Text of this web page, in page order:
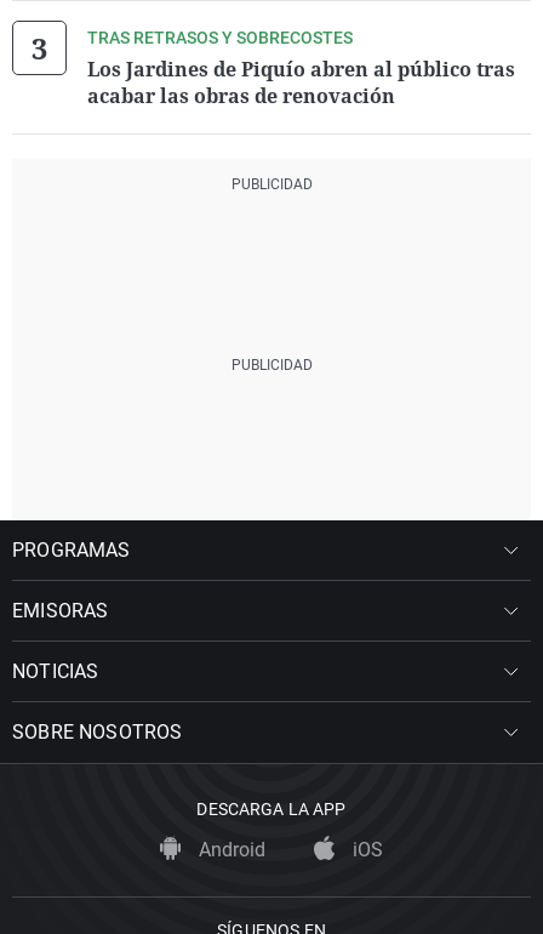
TRAS RETRASOS Y SOBRECOSTES
Los Jardines de Piquío abren al público tras
acabar las obras de renovación
PROGRAMAS
EMISORAS
NOTICIAS
SOBRE NOSOTROS
DESCARGA LA APP
Android iOS
SÍGUENOS EN